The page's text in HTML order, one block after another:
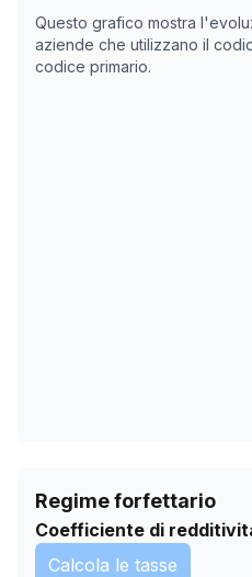
Questo grafico mostra
aziende che utilizzano il
codice primario.
Data
01/05/2025
30/10/2025
Regime forfettario
Coefficiente di
Calcola le tasse